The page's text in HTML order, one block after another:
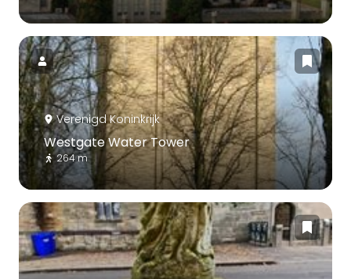
Verenigd Koninkrijk
Westgate Water Tower
264 m